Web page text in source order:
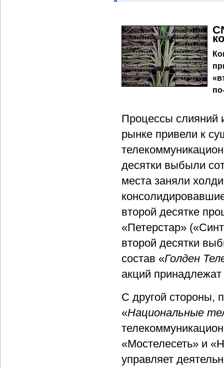
Процессы слияний
рынке привели к
десятки выбыли
места заняли
второй десятке
«Петерстар»
второй десятки
состав «Голден
акций
С другой стороны,
«Национальные
«Мостелесеть» и
управляет